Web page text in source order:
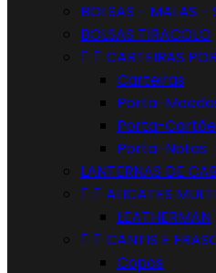
BOLSAS - MALAS -
BOLSAS TIRACOLO
  CARTEIRAS
Carteiras
Porta-
Porta-
Porta-Notas
LANTERNAS DE
  ALICATES
LEATHERMAN
  CANTIS E
Copos